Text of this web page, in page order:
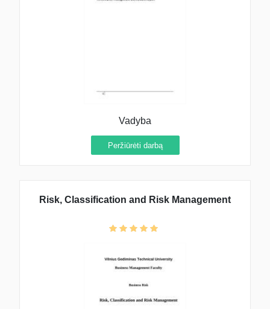
Vadyba
Peržiūrėti darbą
Risk, Classification and Risk Management